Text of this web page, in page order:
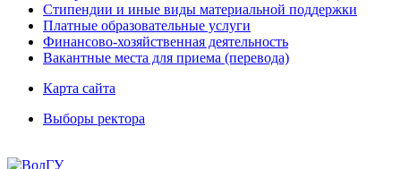
Стипендии и иные виды материальной поддержки
Платные образовательные услуги
Финансово-хозяйственная деятельность
Вакантные места для приема (перевода)
Карта сайта
Выборы ректора